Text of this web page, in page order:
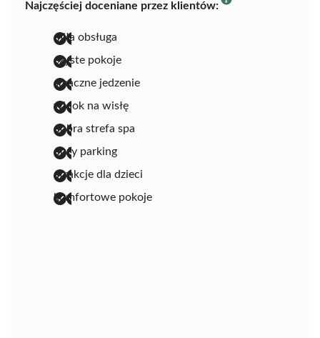
Najczęściej doceniane przez klientów:
miła obsługa
czyste pokoje
smaczne jedzenie
widok na wisłę
dobra strefa spa
duży parking
atrakcje dla dzieci
komfortowe pokoje